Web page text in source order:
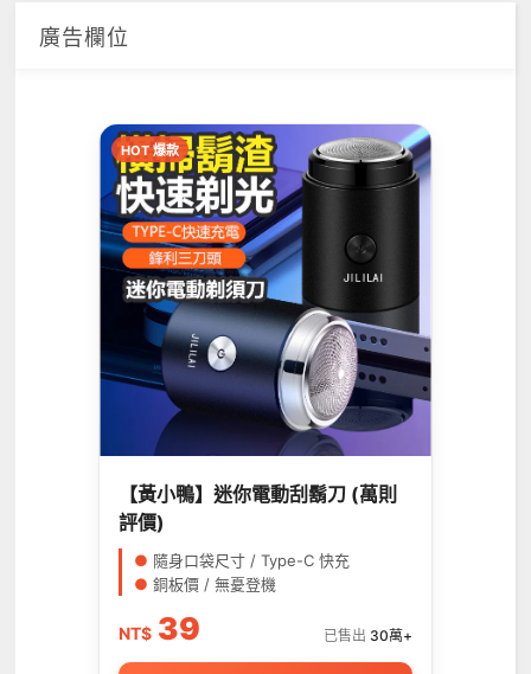
廣告欄位
HOT 爆款
【黃小鴨】迷你電動刮鬍刀 (萬則
評價)
● 隨身口袋尺寸 / Type-C 快充
● 銅板價 / 無憂登機
NT$ 39 已售出 30萬+